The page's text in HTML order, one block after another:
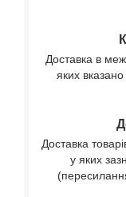
Доставка в
яких
Доставка
у яких